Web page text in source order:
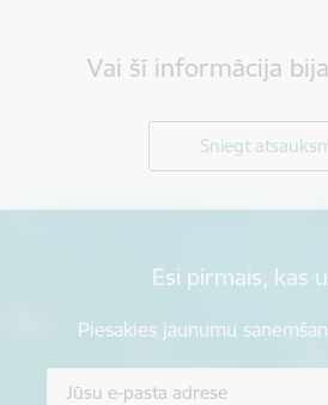
Vai šī informācija
Sniegt
Esi pirmais, kas
Piesakies jaunumu